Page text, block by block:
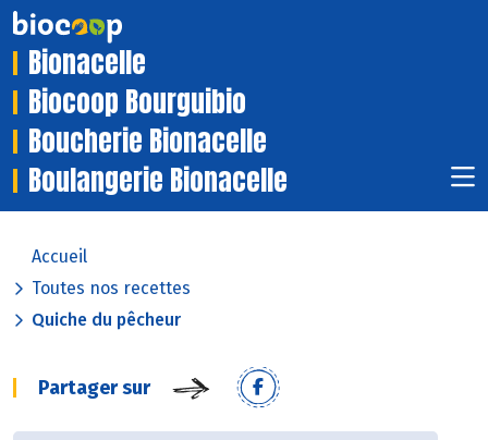
Bionacelle
Biocoop Bourguibio
Boucherie Bionacelle
Boulangerie Bionacelle
Accueil
Toutes nos recettes
Quiche du pêcheur
Partager sur